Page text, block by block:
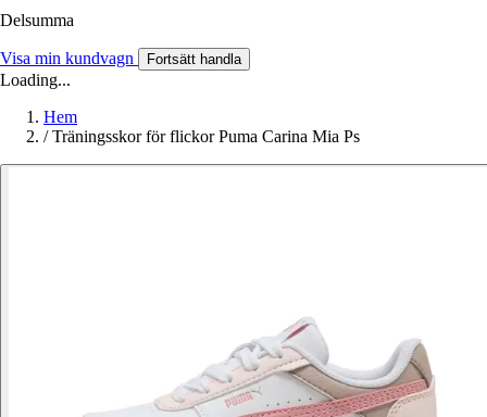
Delsumma
Visa min kundvagn Fortsätt handla
Loading...
Hem
/ Träningsskor för flickor Puma Carina Mia Ps